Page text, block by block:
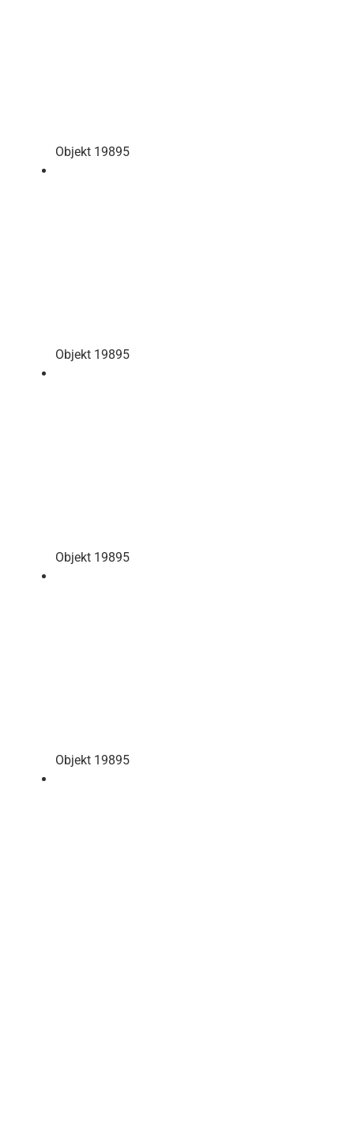
Objekt 19895
Objekt 19895
Objekt 19895
Objekt 19895